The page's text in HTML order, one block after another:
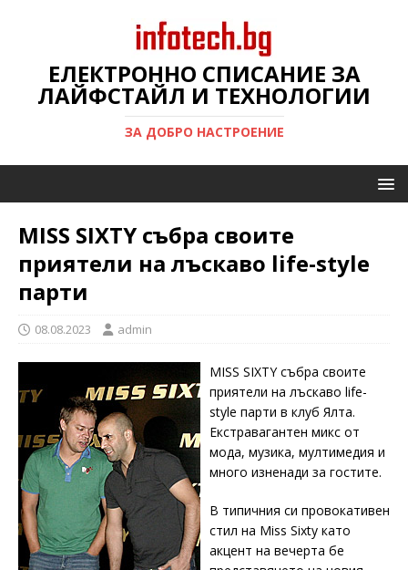
ЕЛЕКТРОННО СПИСАНИЕ ЗА
ЛАЙФСТАЙЛ И ТЕХНОЛОГИИ
ЗА ДОБРО НАСТРОЕНИЕ
MISS SIXTY събра своите
приятели на лъскаво life-style
парти
08.08.2023 admin
MISS SIXTY събра своите
приятели на лъскаво life-
style парти в клуб Ялта.
Екстравагантен микс от
мода, музика, мултимедия и
много изненади за гостите.
В типичния си провокативен
стил на Miss Sixty като
акцент на вечерта бе